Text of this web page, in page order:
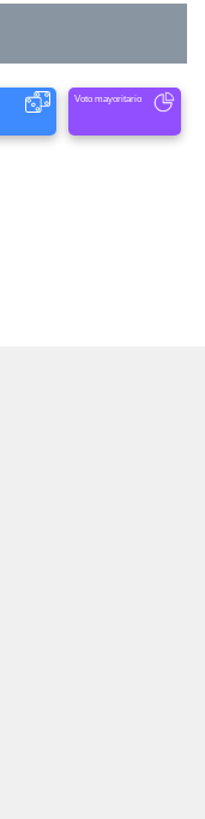
Voto mayoritario